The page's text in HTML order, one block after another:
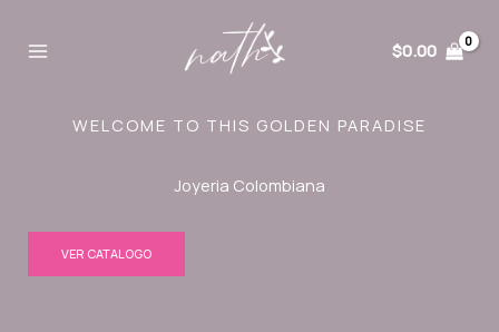
$0.00
WELCOME TO THIS GOLDEN PARADISE
Joyeria Colombiana
VER CATALOGO